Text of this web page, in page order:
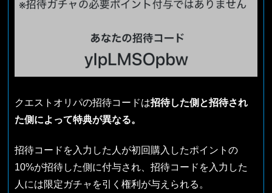
クエストオリパの招待コードは招待した側と招待され
た側によって特典が異なる。
招待コードを入力した人が初回購入したポイントの
10%が招待した側に付与され、招待コードを入力した
人には限定ガチャを引く権利が与えられる。